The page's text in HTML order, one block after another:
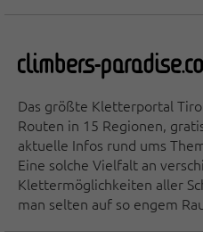
Das größte Kletterportal
Routen in 15 Regionen,
aktuelle Infos rund ums
Eine solche Vielfalt an
Klettermöglichkeiten aller
man selten auf so engem